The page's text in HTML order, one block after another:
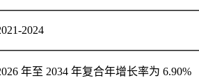
2024
年至 2034 年复合年增长率为 6.90%